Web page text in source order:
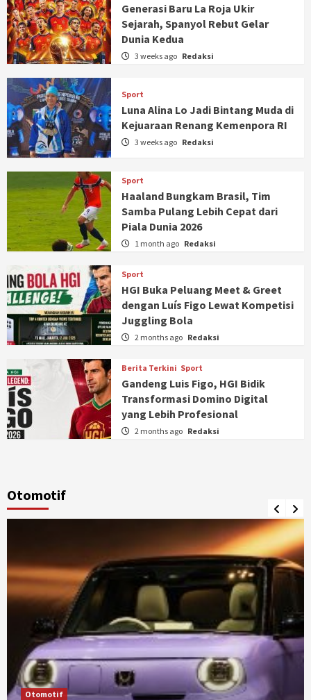
Generasi Baru La Roja Ukir
Sejarah, Spanyol Rebut Gelar
Dunia Kedua
3 weeks ago Redaksi
Sport
Luna Alina Lo Jadi Bintang Muda di
Kejuaraan Renang Kemenpora RI
3 weeks ago Redaksi
Sport
Haaland Bungkam Brasil, Tim
Samba Pulang Lebih Cepat dari
Piala Dunia 2026
1 month ago Redaksi
Sport
HGI Buka Peluang Meet & Greet
dengan Luís Figo Lewat Kompetisi
Juggling Bola
2 months ago Redaksi
Berita Terkini Sport
Gandeng Luis Figo, HGI Bidik
Transformasi Domino Digital
yang Lebih Profesional
2 months ago Redaksi
Otomotif
Otomotif